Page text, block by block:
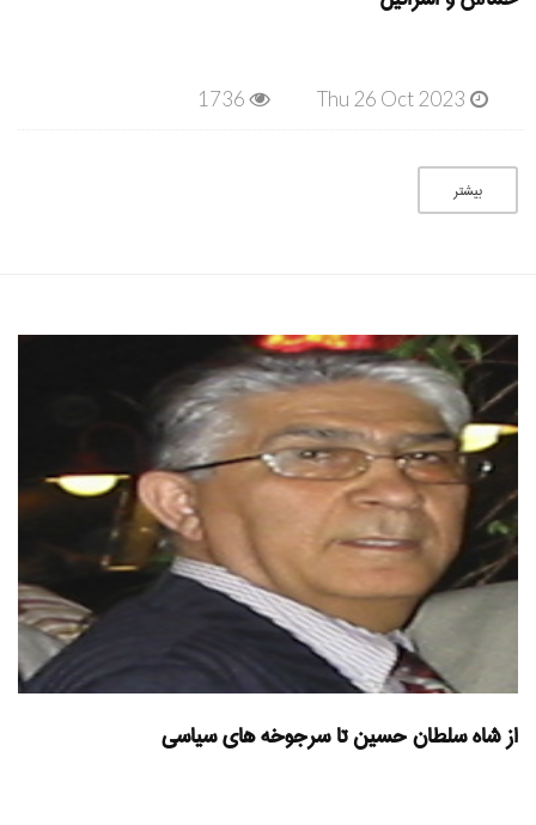
Thu 26 Oct 2023
1736
بیشتر
از شاه سلطان حسین تا سرجوخه های سیاسی